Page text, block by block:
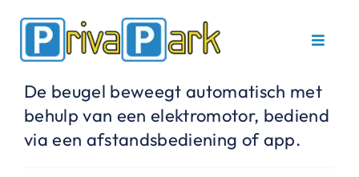
inhoud
Toggle
Home
Parkeerbeugels
De beugel beweegt automatisch met
behulp van een elektromotor, bediend
via een afstandsbediening of app.